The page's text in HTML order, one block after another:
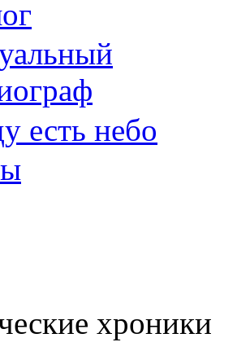
есть небо
хроники